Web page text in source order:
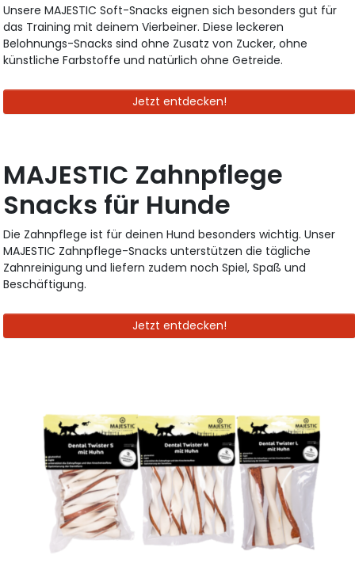
Unsere MAJESTIC Soft-Snacks eignen sich besonders gut für
das Training mit deinem Vierbeiner. Diese leckeren
Belohnungs-Snacks sind ohne Zusatz von Zucker, ohne
künstliche Farbstoffe und natürlich ohne Getreide.
Jetzt entdecken!
MAJESTIC Zahnpflege
Snacks für Hunde
Die Zahnpflege ist für deinen Hund besonders wichtig. Unser
MAJESTIC Zahnpflege-Snacks unterstützen die tägliche
Zahnreinigung und liefern zudem noch Spiel, Spaß und
Beschäftigung.
Jetzt entdecken!